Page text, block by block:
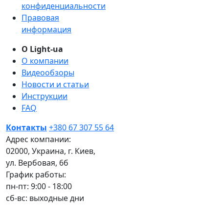
конфиденциальности
Правовая
информация
О Light-ua
О компании
Видеообзоры
Новости и статьи
Инструкции
FAQ
Контакты +380 67 307 55 64
Адрес компании:
02000, Украина, г. Киев,
ул. Вербовая, 6б
График работы:
пн-пт: 9:00 - 18:00
сб-вс: выходные дни